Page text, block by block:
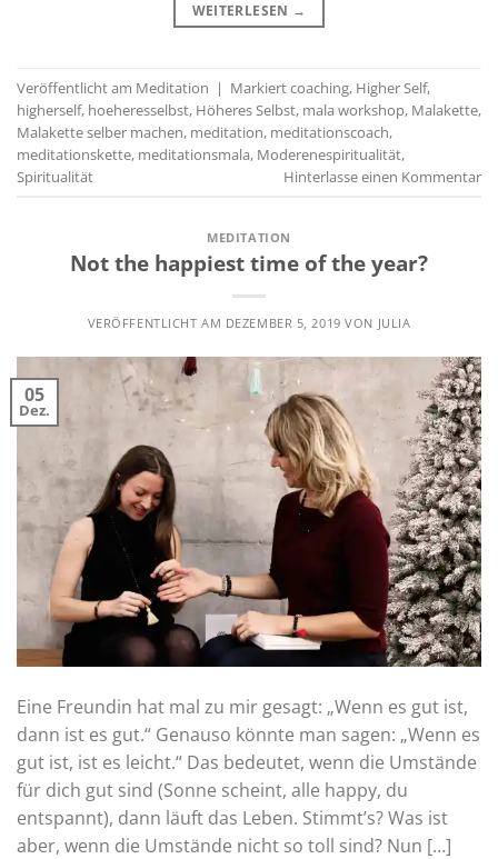
WEITERLESEN →
Veröffentlicht am Meditation | Markiertcoaching, Higher Self,
higherself, hoeheresselbst, Höheres Selbst, mala workshop, Malakette,
Malakette selber machen, meditation, meditationscoach,
meditationskette, meditationsmala, Moderenespiritualität,
Spiritualität
Hinterlasse einen Kommentar
MEDITATION
Not the happiest time of the year?
VERÖFFENTLICHT AM DEZEMBER 5, 2019 VON JULIA
05
Dez.
Eine Freundin hat mal zu mir gesagt: „Wenn es gut ist,
dann ist es gut.“ Genauso könnte man sagen: „Wenn es
gut ist, ist es leicht.“ Das bedeutet, wenn die Umstände
für dich gut sind (Sonne scheint, alle happy, du
entspannt), dann läuft das Leben. Stimmt’s? Was ist
aber, wenn die Umstände nicht so toll sind? Nun […]